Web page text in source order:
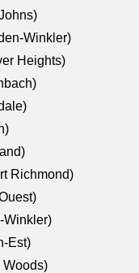
Winkler)
Heights)
Richmond)
Winkler)
Est)
Woods)